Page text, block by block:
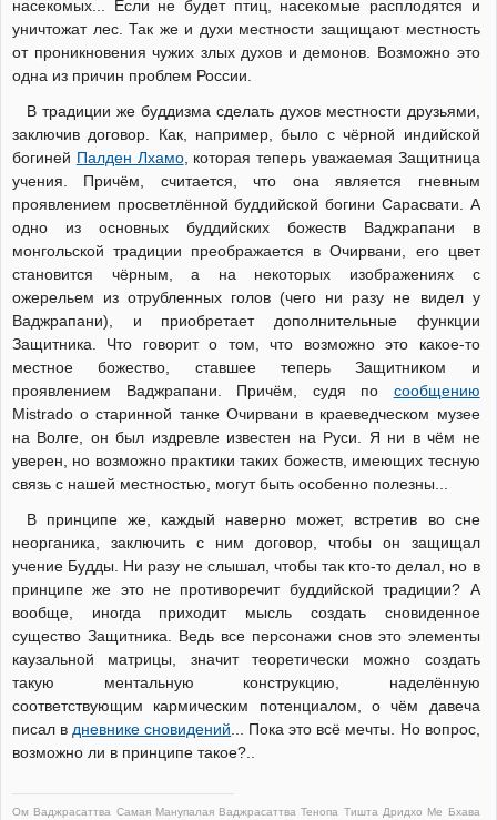
насекомых... Если не будет птиц, насекомые расплодятся и
уничтожат лес. Так же и духи местности защищают местность
от проникновения чужих злых духов и демонов. Возможно это
одна из причин проблем России.
В традиции же буддизма сделать духов местности друзьями,
заключив договор. Как, например, было с чёрной индийской
богиней Палден Лхамо, которая теперь уважаемая Защитница
учения. Причём, считается, что она является гневным
проявлением просветлённой буддийской богини Сарасвати. А
одно из основных буддийских божеств Ваджрапани в
монгольской традиции преображается в Очирвани, его цвет
становится чёрным, а на некоторых изображениях с
ожерельем из отрубленных голов (чего ни разу не видел у
Ваджрапани), и приобретает дополнительные функции
Защитника. Что говорит о том, что возможно это какое-то
местное божество, ставшее теперь Защитником и
проявлением Ваджрапани. Причём, судя по сообщению
Mistrado о старинной танке Очирвани в краеведческом музее
на Волге, он был издревле известен на Руси. Я ни в чём не
уверен, но возможно практики таких божеств, имеющих тесную
связь с нашей местностью, могут быть особенно полезны...
В принципе же, каждый наверно может, встретив во сне
неорганика, заключить с ним договор, чтобы он защищал
учение Будды. Ни разу не слышал, чтобы так кто-то делал, но в
принципе же это не противоречит буддийской традиции? А
вообще, иногда приходит мысль создать сновиденное
существо Защитника. Ведь все персонажи снов это элементы
каузальной матрицы, значит теоретически можно создать
такую ментальную конструкцию, наделённую
соответствующим кармическим потенциалом, о чём давеча
писал в дневнике сновидений ... Пока это всё мечты. Но вопрос,
возможно ли в принципе такое?..
Ом Ваджрасаттва Самая Манупалая Ваджрасаттва Тенопа Тишта Дридхо Ме Бхава